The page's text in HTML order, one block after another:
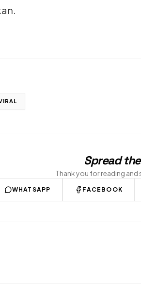
Spread
Thank you for reading and
WHATSAPP FACEBOOK